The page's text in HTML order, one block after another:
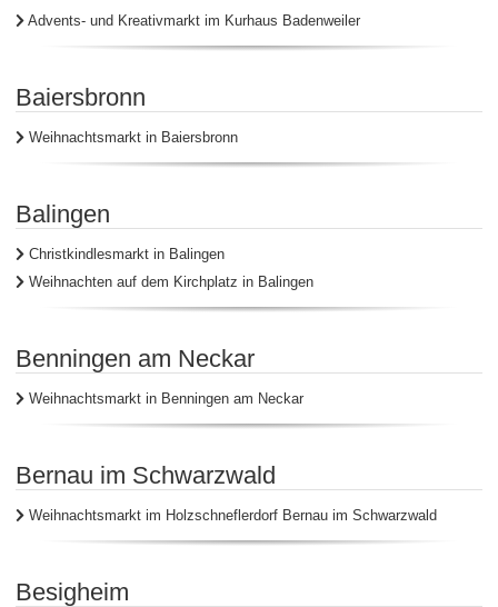
Advents- und Kreativmarkt im Kurhaus Badenweiler
Baiersbronn
Weihnachtsmarkt in Baiersbronn
Balingen
Christkindlesmarkt in Balingen
Weihnachten auf dem Kirchplatz in Balingen
Benningen am Neckar
Weihnachtsmarkt in Benningen am Neckar
Bernau im Schwarzwald
Weihnachtsmarkt im Holzschneflerdorf Bernau im Schwarzwald
Besigheim